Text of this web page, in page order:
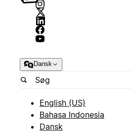
Dansk
English (US)
Bahasa Indonesia
Dansk